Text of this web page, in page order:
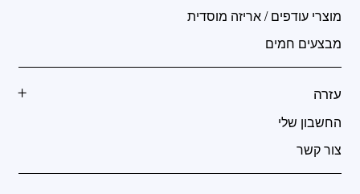
מוצרי עודפים / אריזה מוסדית
מבצעים חמים
עזרה
החשבון שלי
צור קשר